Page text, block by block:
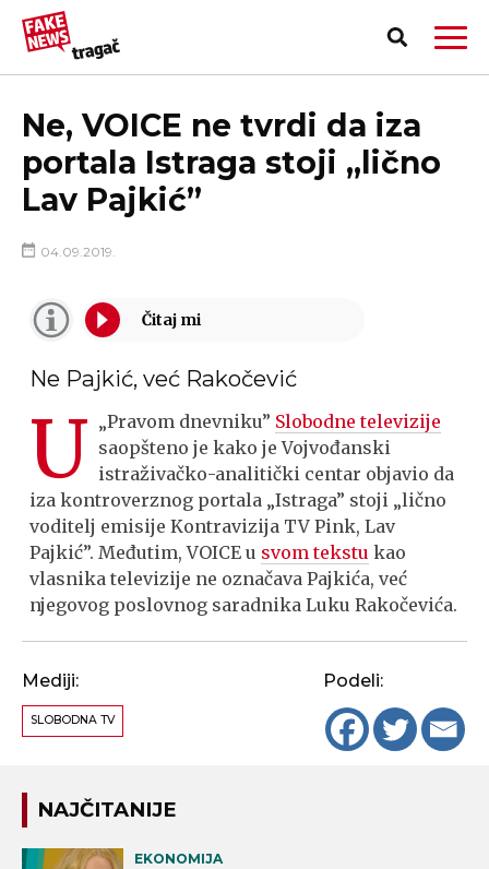
PRIJAVI LAŽNU VEST!
Ne, VOICE ne tvrdi da iza
portala Istraga stoji „lično
Lav Pajkić”
04.09.2019.
Ne Pajkić, već Rakočević
U „Pravom dnevniku” Slobodne televizije
saopšteno je kako je Vojvođanski
istraživačko-analitički centar objavio da
iza kontroverznog portala „Istraga” stoji „lično
voditelj emisije Kontravizija TV Pink, Lav
Pajkić”. Međutim, VOICE u svom tekstu kao
vlasnika televizije ne označava Pajkića, već
njegovog poslovnog saradnika Luku Rakočevića.
Mediji:
SLOBODNA TV
Podeli:
NAJČITANIJE
EKONOMIJA